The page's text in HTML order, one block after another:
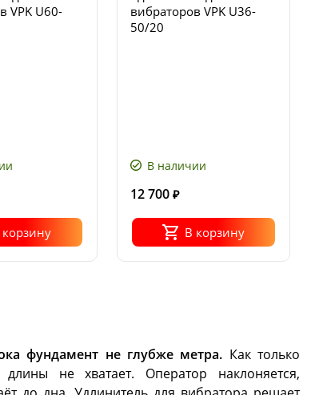
VPK U60-
вибраторов VPK U36-
50/20
В наличии
12 700 ₽
В корзину
фундамент не глубже метра. Как только
не хватает. Оператор наклоняется,